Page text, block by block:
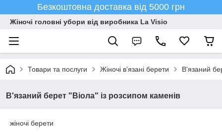
Безкоштовна доставка від 5000 грн
Жіночі головні убори від виробника La Visio
Товари та послуги Жіночі в'язані берети В'язаний
В'язаний берет "Віола" із розсипом каменів
жіночі берети